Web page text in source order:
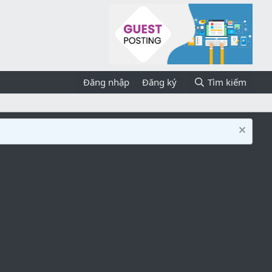
Đăng nhập Đăng ký Tìm kiếm